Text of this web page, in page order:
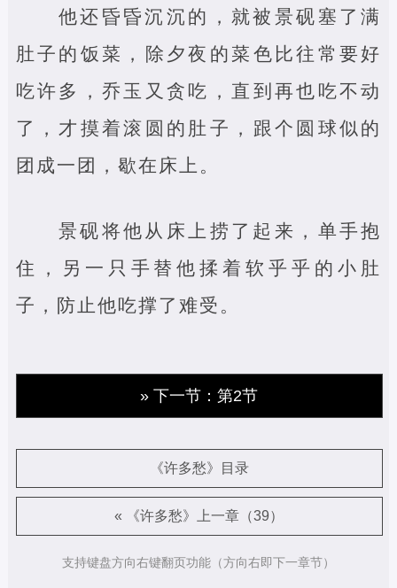
他还昏昏沉沉的，就被景砚塞了满
肚子的饭菜，除夕夜的菜色比往常要好
吃许多，乔玉又贪吃，直到再也吃不动
了，才摸着滚圆的肚子，跟个圆球似的
团成一团，歇在床上。
景砚将他从床上捞了起来，单手抱
住，另一只手替他揉着软乎乎的小肚
子，防止他吃撑了难受。
» 下一节：第2节
《许多愁》目录
« 《许多愁》上一章（39）
支持键盘方向右键翻页功能（方向右即下一章节）